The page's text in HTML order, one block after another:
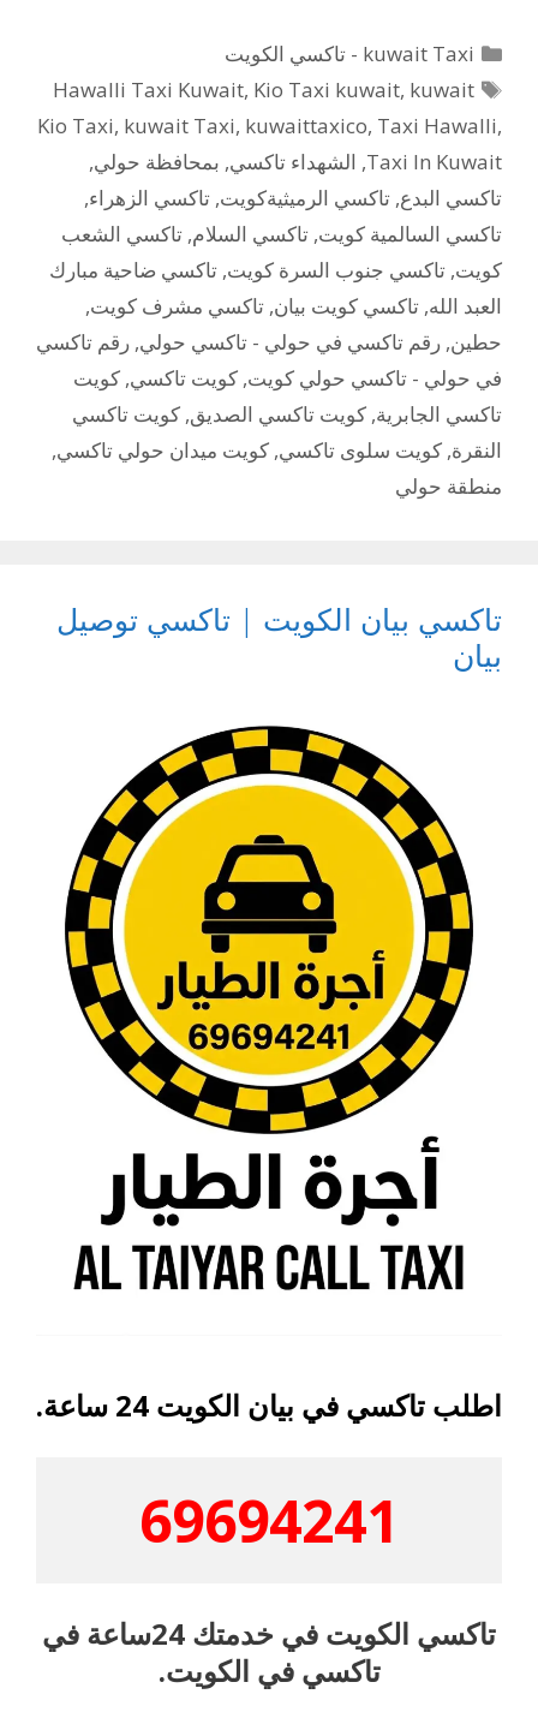
التصنيفات
kuwait Taxi - تاكسي الكويت
الوسوم
Hawalli Taxi Kuwait, Kio Taxi kuwait, kuwait
Kio Taxi, kuwait Taxi, kuwaittaxico, Taxi Hawalli,
Taxi In Kuwait
, الشهداء تاكسي, بمحافظة حولي,
تاكسي البدع, تاكسي الرميثيةكويت, تاكسي الزهراء,
تاكسي السالمية كويت, تاكسي السلام, تاكسي الشعب
كويت, تاكسي جنوب السرة كويت, تاكسي ضاحية مبارك
العبد الله, تاكسي كويت بيان, تاكسي مشرف كويت,
حطين, رقم تاكسي في حولي - تاكسي حولي, رقم تاكسي
في حولي - تاكسي حولي كويت, كويت تاكسي, كويت
تاكسي الجابرية, كويت تاكسي الصديق, كويت تاكسي
النقرة, كويت سلوى تاكسي, كويت ميدان حولي تاكسي,
منطقة حولي
تاكسي بيان الكويت | تاكسي توصيل
بيان
اطلب تاكسي في بيان الكويت 24 ساعة.
69694241
تاكسي الكويت في خدمتك 24ساعة في
تاكسي في الكويت.